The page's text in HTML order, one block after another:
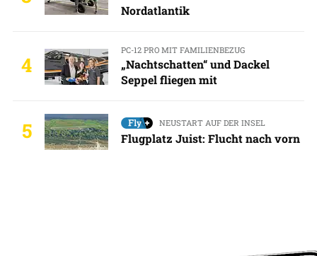
Nordatlantik
4
PC-12 PRO MIT FAMILIENBEZUG
„Nachtschatten“ und Dackel
Seppel fliegen mit
5 NEUSTART AUF DER INSEL
Flugplatz Juist: Flucht nach vorn